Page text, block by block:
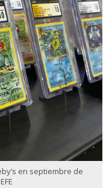
en septiembre de